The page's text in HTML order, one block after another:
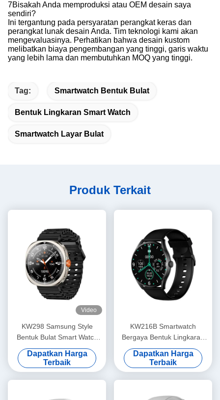
7Bisakah Anda memproduksi atau OEM desain saya
sendiri?
Ini tergantung pada persyaratan perangkat keras dan
perangkat lunak desain Anda. Tim teknologi kami akan
mengevaluasinya. Perhatikan bahwa desain kustom
melibatkan biaya pengembangan yang tinggi, garis waktu
yang lebih lama dan membutuhkan MOQ yang tinggi.
Tag: Smartwatch Bentuk Bulat
Bentuk Lingkaran Smart Watch
Smartwatch Layar Bulat
Produk Terkait
Video
KW298 Samsung Style
Bentuk Bulat Smart Watch
Fitness Tracker 1,43 Inch
Dapatkan Harga
Terbaik
KW216B Smartwatch
Bergaya Bentuk Lingkaran
Smartwatch Dengan Layar
Amoled
Dapatkan Harga
Terbaik